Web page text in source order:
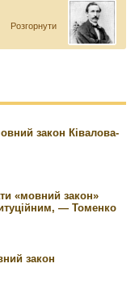
Розгорнути
закон Ківалова-
«мовний закон»
— Томенко
закон